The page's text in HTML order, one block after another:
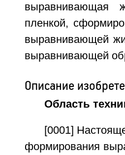
выравнивающая
пленкой,
выравнивающей
выравнивающей
Описание
Область
[0001]
формирования